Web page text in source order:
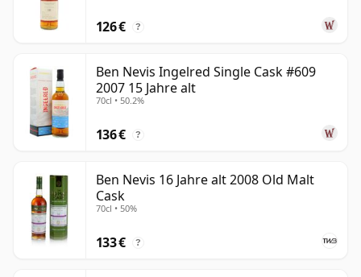
126 € ?
Ben Nevis Ingelred Single Cask #609
2007 15 Jahre alt
70cl • 50.2%
136 € ?
Ben Nevis 16 Jahre alt 2008 Old Malt
Cask
70cl • 50%
133 € ?